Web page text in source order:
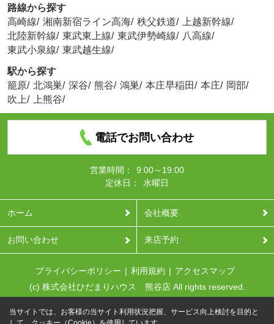
路線から探す
高崎線/ 湘南新宿ライン高海/ 秩父鉄道/ 上越新幹線/
北陸新幹線/ 東武東上線/ 東武伊勢崎線/ 八高線/
東武小泉線/ 東武越生線/
駅から探す
籠原/ 北鴻巣/ 深谷/ 熊谷/ 鴻巣/ 本庄早稲田/ 本庄/ 岡部/
吹上/ 上熊谷/
電話でお問い合わせ
営業時間：
9:00～19:00
定休日：
水曜日
ホーム 会社概要
お問い合わせ 来店予約
プライバシーポリシー 利用規約
アクセスマップ
(c) 株式会社ひだまりハウス 熊谷店 All rights reserved.
当サイトでは、お客様の当サイト利用状況把握、サービス向上検討を目的と